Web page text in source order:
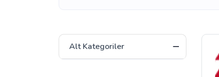
Alt Kategoriler